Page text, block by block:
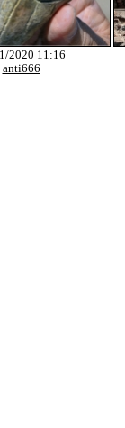
2020 11:16
anti666